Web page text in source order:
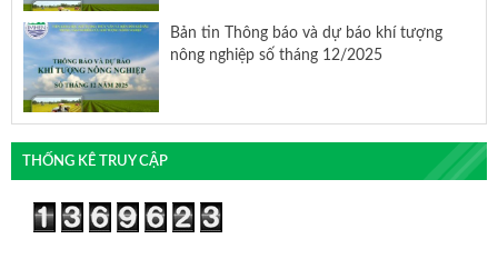
Bản tin Thông báo và dự báo khí tượng
nông nghiệp số tháng 12/2025
THỐNG KÊ TRUY CẬP